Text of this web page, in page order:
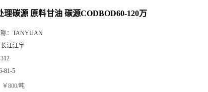
理碳源 原料甘油 碳源CODBOD60-120万
： TANYUAN
长江江宇
312
81-5
￥800/吨